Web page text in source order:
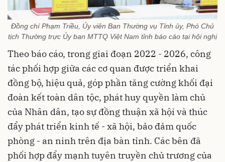
Đồng chí Phạm Triều, Ủy viên Ban Thường vụ Tỉnh ủy, Phó Chủ
tịch Thường trực Ủy ban MTTQ Việt Nam tỉnh báo cáo tại hội nghị
Theo báo cáo, trong giai đoạn 2022 - 2026, công
tác phối hợp giữa các cơ quan được triển khai
đồng bộ, hiệu quả, góp phần tăng cường khối đại
đoàn kết toàn dân tộc, phát huy quyền làm chủ
của Nhân dân, tạo sự đồng thuận xã hội và thúc
đẩy phát triển kinh tế - xã hội, bảo đảm quốc
phòng - an ninh trên địa bàn tỉnh. Các bên đã
phối hợp đẩy mạnh tuyên truyền chủ trương của